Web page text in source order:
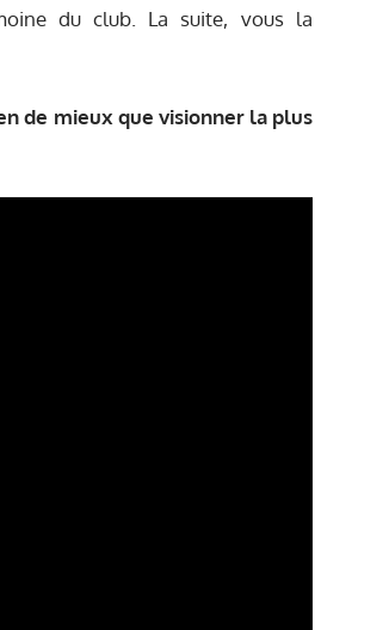
du club. La suite, vous la
de mieux que visionner la plus